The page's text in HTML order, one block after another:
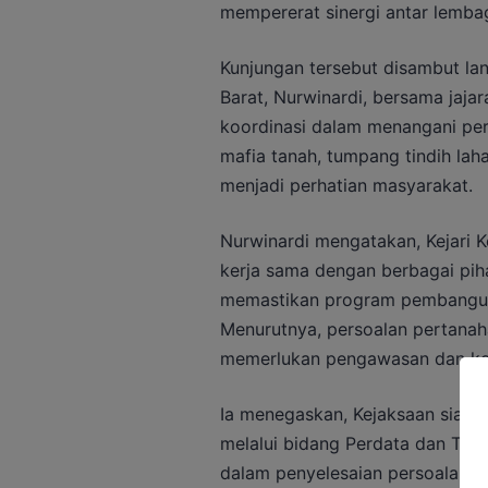
mempererat sinergi antar
Kunjungan tersebut disambut
Barat, Nurwinardi, bersama
koordinasi dalam menangani
mafia tanah, tumpang tindih
menjadi perhatian masyarakat.
Nurwinardi mengatakan, Kejari
kerja sama dengan berbagai
memastikan program
Menurutnya, persoalan
memerlukan pengawasan dan
Ia menegaskan, Kejaksaan siap
melalui bidang Perdata dan
dalam penyelesaian persoalan